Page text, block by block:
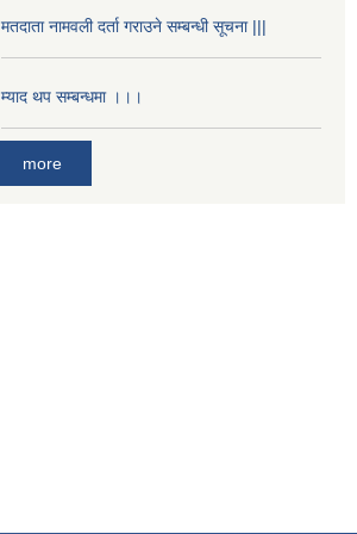
मतदाता नामवली दर्ता गराउने सम्बन्धी सूचना |||
म्याद थप सम्बन्धमा ।।।
more